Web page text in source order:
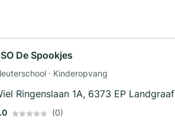
De Spookjes
· Kinderopvang
Ringenslaan 1A, 6373 EP Landgraaf
(0)